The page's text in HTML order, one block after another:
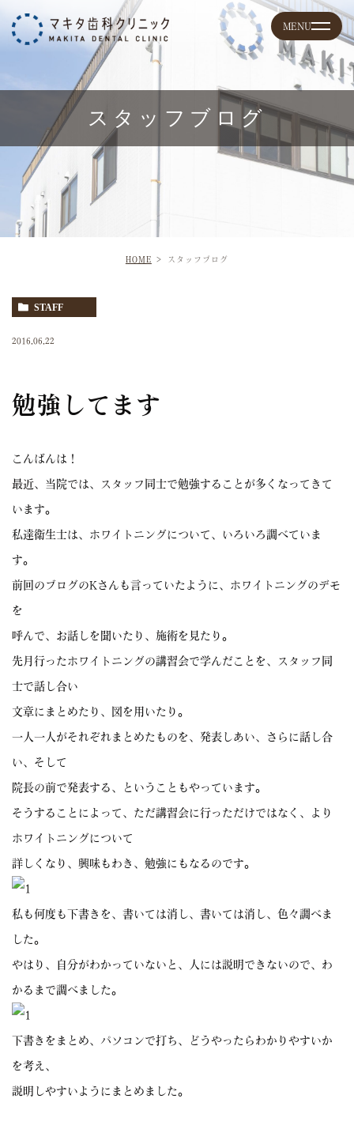
スタッフブログ
HOME スタッフブログ
STAFF
2016.06.22
勉強してます
こんばんは！
最近、当院では、スタッフ同士で勉強することが多くなってきて
います。
私達衛生士は、ホワイトニングについて、いろいろ調べていま
す。
前回のブログのKさんも言っていたように、ホワイトニングのデモ
を
呼んで、お話しを聞いたり、施術を見たり。
先月行ったホワイトニングの講習会で学んだことを、スタッフ同
士で話し合い
文章にまとめたり、図を用いたり。
一人一人がそれぞれまとめたものを、発表しあい、さらに話し合
い、そして
院長の前で発表する、ということもやっています。
そうすることによって、ただ講習会に行っただけではなく、より
ホワイトニングについて
詳しくなり、興味もわき、勉強にもなるのです。
私も何度も下書きを、書いては消し、書いては消し、色々調べま
した。
やはり、自分がわかっていないと、人には説明できないので、わ
かるまで調べました。
下書きをまとめ、パソコンで打ち、どうやったらわかりやすいか
を考え、
説明しやすいようにまとめました。